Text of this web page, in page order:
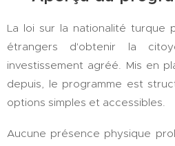
La loi sur la nationalité turque
étrangers d'obtenir la
investissement agréé. Mis en
depuis, le programme est
options simples et accessibles.
Aucune présence physique